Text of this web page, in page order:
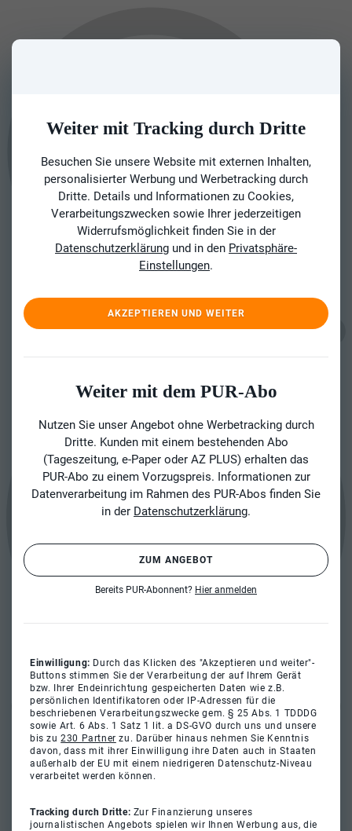
Weiter mit Tracking durch Dritte
Besuchen Sie unsere Website mit externen Inhalten,
personalisierter Werbung und Werbetracking durch
Dritte. Details und Informationen zu Cookies,
Verarbeitungszwecken sowie Ihrer jederzeitigen
Widerrufsmöglichkeit finden Sie in der
Datenschutzerklärung und in den Privatsphäre-
Einstellungen.
AKZEPTIEREN UND WEITER
Weiter mit dem PUR-Abo
Nutzen Sie unser Angebot ohne Werbetracking durch
Dritte. Kunden mit einem bestehenden Abo
(Tageszeitung, e-Paper oder AZ PLUS) erhalten das
PUR-Abo zu einem Vorzugspreis. Informationen zur
Datenverarbeitung im Rahmen des PUR-Abos finden Sie
in der Datenschutzerklärung.
ZUM ANGEBOT
Bereits PUR-Abonnent? Hier anmelden
Einwilligung: Durch das Klicken des "Akzeptieren und weiter"-
Buttons stimmen Sie der Verarbeitung der auf Ihrem Gerät
bzw. Ihrer Endeinrichtung gespeicherten Daten wie z.B.
persönlichen Identifikatoren oder IP-Adressen für die
beschriebenen Verarbeitungszwecke gem. § 25 Abs. 1 TDDDG
sowie Art. 6 Abs. 1 Satz 1 lit. a DS-GVO durch uns und unsere
bis zu230 Partner zu. Darüber hinaus nehmen Sie Kenntnis
davon, dass mit ihrer Einwilligung ihre Daten auch in Staaten
außerhalb der EU mit einem niedrigeren Datenschutz-Niveau
verarbeitet werden können.
Tracking durch Dritte: Zur Finanzierung unseres
journalistischen Angebots spielen wir Ihnen Werbung aus, die